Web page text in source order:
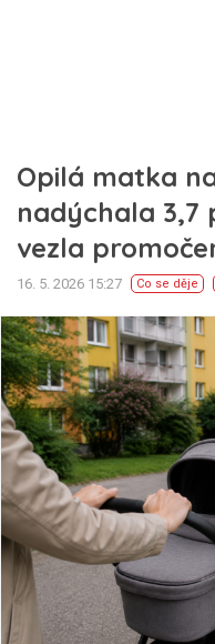
Opilá matka
nadýchala 3,7
vezla
16. 5. 2026 15:27 Co se děje